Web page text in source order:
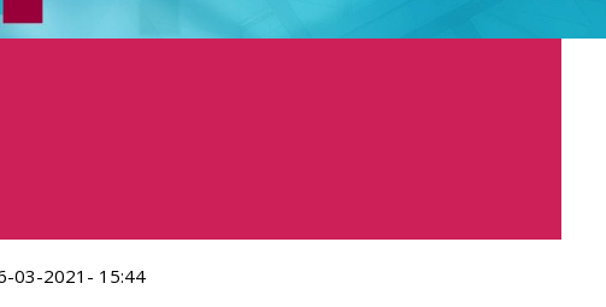
03-2021- 15:44